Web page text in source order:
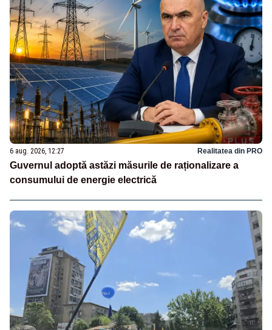
6 aug. 2026, 12:27 Realitatea din PRO
Guvernul adoptă astăzi măsurile de raționalizare a
consumului de energie electrică